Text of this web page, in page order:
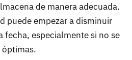
de manera adecuada.
puede empezar a disminuir
fecha, especialmente si no se
óptimas.